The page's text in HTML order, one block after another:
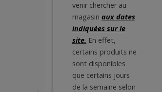
venir chercher au
magasin aux dates
indiquées sur le
site. En effet,
certains produits ne
sont disponibles
que certains jours
de la semaine selon